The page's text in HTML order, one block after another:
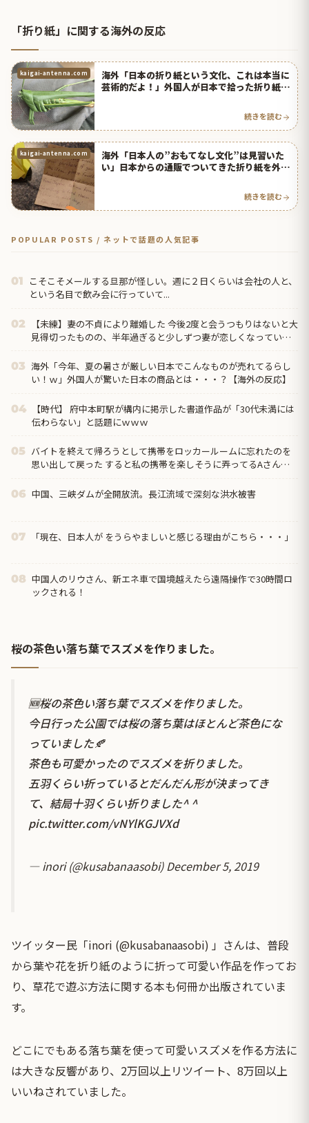
「折り紙」に関する海外の反応
kaigai-antenna.com
海外「日本の折り紙という文化、これは本当に
芸術的だよ！」外国人が日本で拾った折り紙の
続きを読む
kaigai-antenna.com
海外「日本人の”おもてなし文化”は見習いた
い」日本からの通販でついてきた折り紙を外国
続きを読む
POPULAR POSTS / ネットで話題の人気記事
01
こそこそメールする旦那が怪しい。週に２日くらいは会社の人と、
という名目で飲み会に行っていて...
02
【未練】妻の不貞により離婚した 今後2度と会うつもりはないと大
見得切ったものの、半年過ぎると少しずつ妻が恋しくなっていっ
03 海外「今年、夏の暑さが厳しい日本でこんなものが売れてるらし
い！ｗ」外国人が驚いた日本の商品とは・・・？【海外の反応】
04
【時代】 府中本町駅が構内に掲示した書道作品が「30代未満には
伝わらない」と話題にｗｗｗ
05 バイトを終えて帰ろうとして携帯をロッカールームに忘れたのを
思い出して戻った すると私の携帯を楽しそうに弄ってるAさんの
06 中国、三峡ダムが全開放流。長江流域で深刻な洪水被害
07 「現在、日本人が をうらやましいと感じる理由がこちら・・・」
08 中国人のリウさん、新エネ車で国境越えたら遠隔操作で30時間ロ
ックされる！
桜の茶色い落ち葉でスズメを作りました。
🆕桜の茶色い落ち葉でスズメを作りました。
今日行った公園では桜の落ち葉はほとんど茶色にな
っていました🍂
茶色も可愛かったのでスズメを折りました。
五羽くらい折っているとだんだん形が決まってき
て、結局十羽くらい折りました^ ^
pic.twitter.com/vNYlKGJVXd
— inori (@kusabanaasobi)December 5, 2019
ツイッター民「inori (@kusabanaasobi) 」さんは、普段
から葉や花を折り紙のように折って可愛い作品を作ってお
り、草花で遊ぶ方法に関する本も何冊か出版されていま
す。
どこにでもある落ち葉を使って可愛いスズメを作る方法に
は大きな反響があり、2万回以上リツイート、8万回以上
いいねされていました。